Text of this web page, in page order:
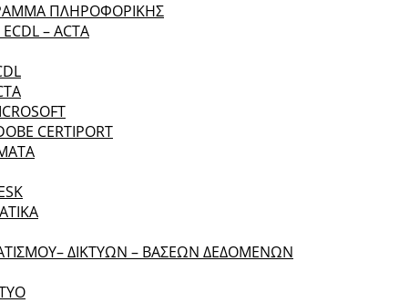
ΠΛΗΡΟΦΟΡΙΚΗΣ
– ACTA
CERTIPORT
ΔΙΚΤΥΩΝ – ΒΑΣΕΩΝ ΔΕΔΟΜΕΝΩΝ